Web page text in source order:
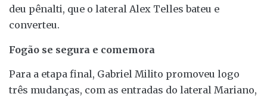
deu pênalti, que o lateral Alex Telles bateu e
converteu.
Fogão se segura e comemora
Para a etapa final, Gabriel Milito promoveu logo
três mudanças, com as entradas do lateral Mariano,